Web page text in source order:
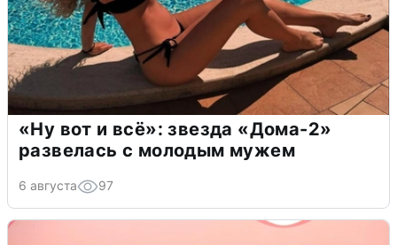
«Ну вот и всё»: звезда «Дома-2»
развелась с молодым мужем
6 августа 97